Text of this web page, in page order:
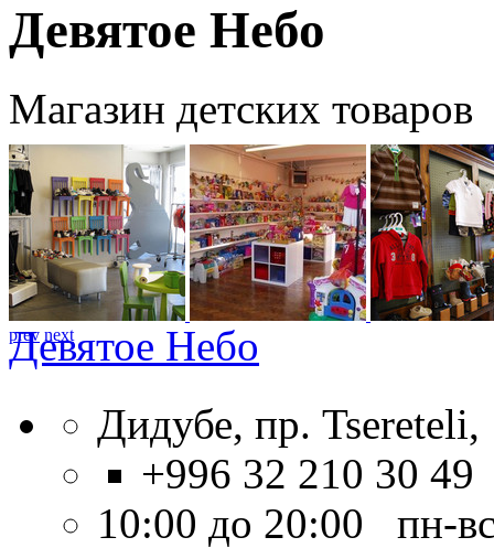
Девятое Небо
Магазин детских товаров
prev next
Девятое Небо
Дидубе, пр. Tsereteli,
+996 32 210 30 49
10:00 до 20:00 пн-